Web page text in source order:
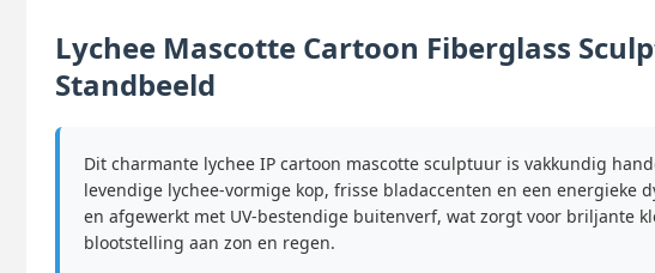
Lychee Mascotte Cartoon Fiberglass
Standbeeld
Dit charmante lychee IP cartoon mascotte sculptuur is vakkundig
levendige lychee-vormige kop, frisse bladaccenten en een
en afgewerkt met UV-bestendige buitenverf, wat zorgt voor briljante
blootstelling aan zon en regen.